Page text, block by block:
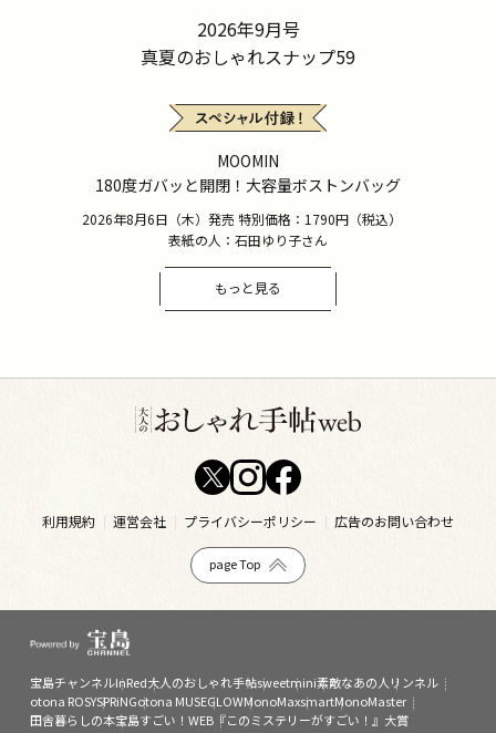
2026年9月号
真夏のおしゃれスナップ59
MOOMIN
180度ガバッと開閉！大容量ボストンバッグ
2026年8月6日（木）発売 特別価格：1790円（税込）
表紙の人：石田ゆり子さん
もっと見る
利用規約 運営会社 プライバシーポリシー 広告のお問い合わせ
page Top
宝島チャンネルInRed大人のおしゃれ手帖sweetmini素敵なあの人 リンネル
otona ROSYSPRiNGotona MUSEGLOWMonoMaxsmartMonoMaster
田舎暮らしの本宝島すごい！WEB『このミステリーがすごい！』大賞